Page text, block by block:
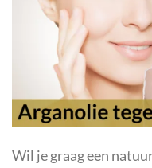
Wil je graag een